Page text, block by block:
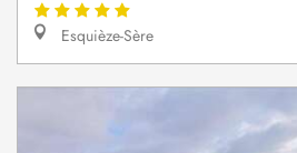
Esquièze-Sère